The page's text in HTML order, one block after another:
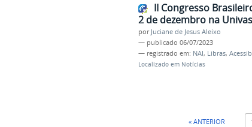
II Congresso
2 de dezembro na
por Juciane de Jesus Aleixo
— publicado 06/07/2023
— registrado em: NAI, Libras,
Localizado em Notícias
« ANTERIOR